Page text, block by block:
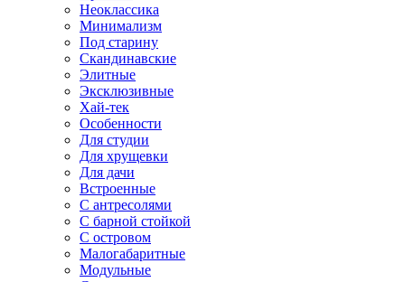
Неоклассика
Минимализм
Под старину
Скандинавские
Элитные
Эксклюзивные
Хай-тек
Особенности
Для студии
Для хрущевки
Для дачи
Встроенные
С антресолями
С барной стойкой
С островом
Малогабаритные
Модульные